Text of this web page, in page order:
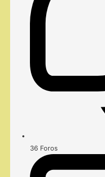
36 Foros